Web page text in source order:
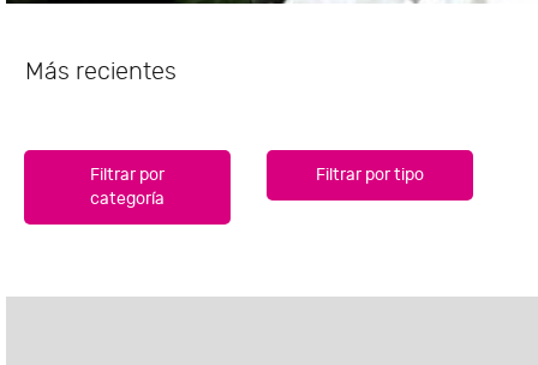
Más recientes
Filtrar por
categoría
Filtrar por tipo